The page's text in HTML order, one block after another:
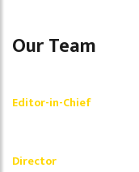
Our Team
Editor-in-Chief
Director